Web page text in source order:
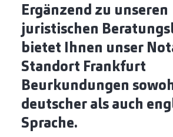
Ergänzend zu unseren
juristischen
bietet Ihnen unser
Standort Frankfurt
Beurkundungen
deutscher als auch
Sprache.